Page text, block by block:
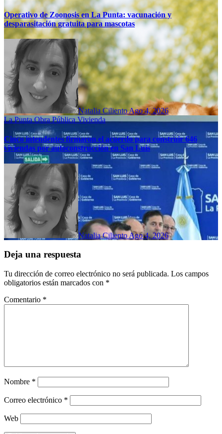
Operativo de Zoonosis en La Punta: vacunación y
desparasitación gratuita para mascotas
Natalia CilientoAgo 4, 2026
La PuntaObra PúblicaVivienda
Cinco intendentes firmaron el acuerdo para construir 646
viviendas por autoconstrucción en San Luis
Natalia Ciliento Ago 4, 2026
Deja una respuesta
Tu dirección de correo electrónico no será publicada. Los campos
obligatorios están marcados con *
Comentario *
Nombre *
Correo electrónico *
Web